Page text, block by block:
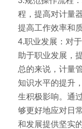
程，提高对计量
提高工作效率和质
4.职业发展：对
助于职业发展，
总的来说，计量
知识水平的提升
生积极影响。通
够更好地应对日
和发展提供坚实